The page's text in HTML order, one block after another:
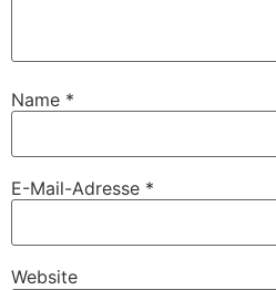
Name *
E-Mail-Adresse *
Website